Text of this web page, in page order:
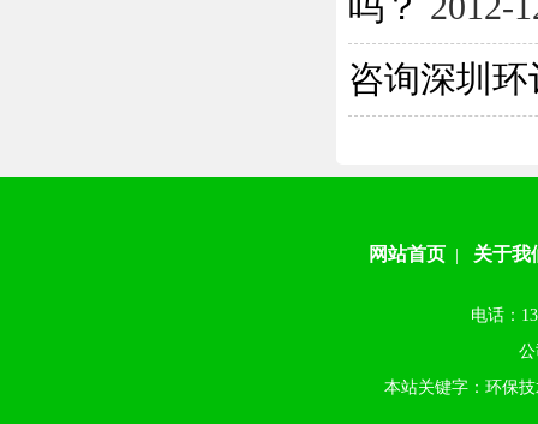
咨询深圳
网站首页 关于我
电话：
本站关键字：环保